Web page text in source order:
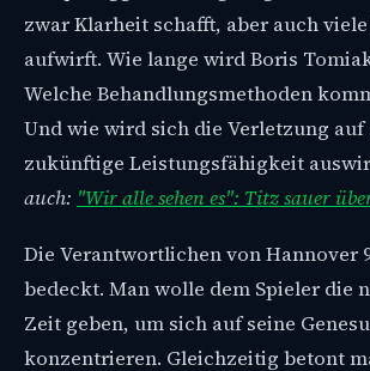
zwar Klarheit schafft, aber auch
aufwirft. Wie lange wird Boris
Welche Behandlungsmethoden
Und wie wird sich die Verletzung auf
zukünftige Leistungsfähigkeit
auch: "Wir alle sehen es": Titz sauer
Die Verantwortlichen von Hannover
bedeckt. Man wolle dem Spieler die
Zeit geben, um sich auf seine
konzentrieren. Gleichzeitig betont